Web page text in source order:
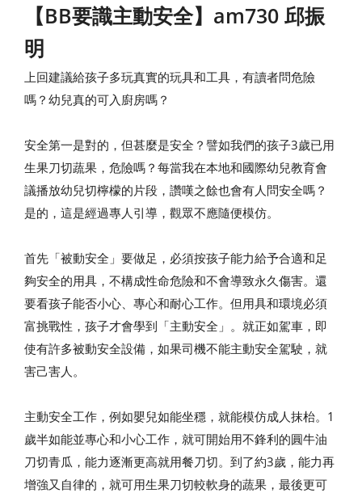
【BB要識主動安全】am730 邱振
明
上回建議給孩子多玩真實的玩具和工具，有讀者問危險
嗎？幼兒真的可入廚房嗎？
安全第一是對的，但甚麼是安全？譬如我們的孩子3歲已用
生果刀切蔬果，危險嗎？每當我在本地和國際幼兒教育會
議播放幼兒切檸檬的片段，讚嘆之餘也會有人問安全嗎？
是的，這是經過專人引導，觀眾不應隨便模仿。
首先「被動安全」要做足，必須按孩子能力給予合適和足
夠安全的用具，不構成性命危險和不會導致永久傷害。還
要看孩子能否小心、專心和耐心工作。但用具和環境必須
富挑戰性，孩子才會學到「主動安全」。就正如駕車，即
使有許多被動安全設備，如果司機不能主動安全駕駛，就
害己害人。
主動安全工作，例如嬰兒如能坐穩，就能模仿成人抹枱。1
歲半如能並專心和小心工作，就可開始用不鋒利的圓牛油
刀切青瓜，能力逐漸更高就用餐刀切。到了約3歲，能力再
增強又自律的，就可用生果刀切較軟身的蔬果，最後更可